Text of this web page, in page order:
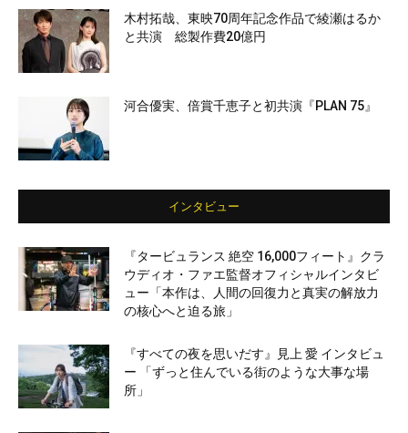
木村拓哉、東映70周年記念作品で綾瀬はるか
と共演 総製作費20億円
河合優実、倍賞千恵子と初共演『PLAN 75』
インタビュー
『タービュランス 絶空 16,000フィート』クラ
ウディオ・ファエ監督オフィシャルインタビ
ュー「本作は、人間の回復力と真実の解放力
の核心へと迫る旅」
『すべての夜を思いだす』見上 愛 インタビュ
ー 「ずっと住んでいる街のような大事な場
所」